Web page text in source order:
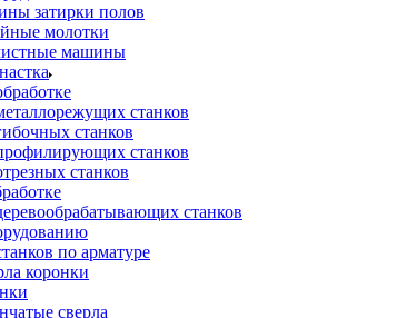
затирки полов
молотки
машины
станков
станков
станков
станков
станков
по арматуре
коронки
сверла